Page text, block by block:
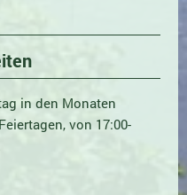
in den Monaten
von 17:00-